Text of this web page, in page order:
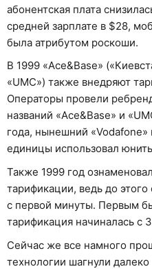
абонентская плата
средней зарплате в $28,
была атрибутом роскоши.
В 1999 «Ace&Base»
«UMC») также внедряют
Операторы провели
названий «Ace&Base» и
года, нынешний «Vodafone»
единицы использовал
Также 1999 год
тарификации, ведь до этого
с первой минуты. Первым
тарификация начиналась с
Сейчас же все намного
технологии шагнули